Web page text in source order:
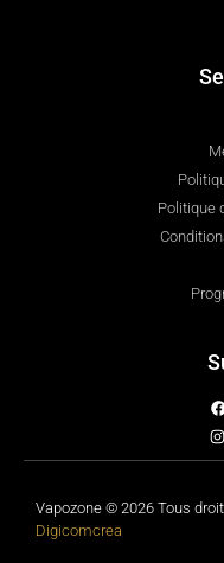
Politique
Vapozone © 2026 Tous
Digicomcrea